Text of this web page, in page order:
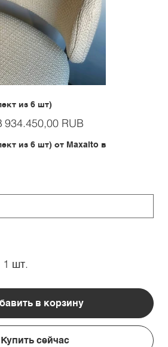
из 6 шт)
Спеццена
934.450,00 RUB
из 6 шт) от Maxalto в
1 шт.
в корзину
Купить сейчас